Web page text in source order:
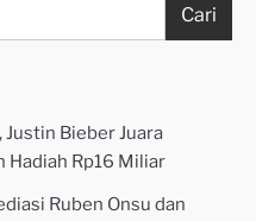
Cari
Bieber Juara
Hadiah Rp16 Miliar
Ruben Onsu dan